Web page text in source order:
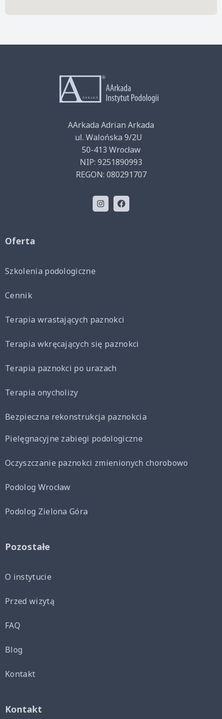
AArkada Adrian Arkada
ul. Walońska 9/2U
50-413 Wrocław
NIP: 9251890993
REGON: 080291707
Oferta
Szkolenia podologiczne
Cennik
Terapia wrastających paznokci
Terapia wkręcających się paznokci
Terapia paznokci po urazach
Terapia onycholizy
Bezpieczna rekonstrukcja paznokcia
Pielęgnacyjne zabiegi podologiczne
Oczyszczanie paznokci zmienionych chorobowo
Podolog Wrocław
Podolog Zielona Góra
Pozostałe
O instytucie
Przed wizytą
FAQ
Blog
Kontakt
Kontakt